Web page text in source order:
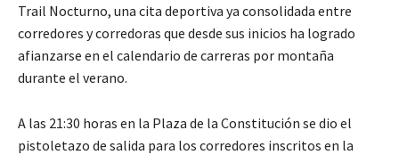
Trail Nocturno, una cita deportiva ya consolidada entre
corredores y corredoras que desde sus inicios ha logrado
afianzarse en el calendario de carreras por montaña
durante el verano.
A las 21:30 horas en la Plaza de la Constitución se dio el
pistoletazo de salida para los corredores inscritos en la